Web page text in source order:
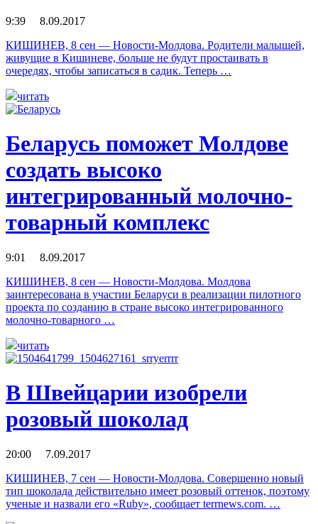
9:39 8.09.2017
КИШИНЕВ, 8 сен — Новости-Молдова. Родители малышей,
живущие в Кишиневе, больше не будут простаивать в
очередях, чтобы записаться в садик. Теперь …
читать
Беларусь поможет Молдове
создать высоко
интегрированный молочно-
товарный комплекс
9:01 8.09.2017
КИШИНЕВ, 8 сен — Новости-Молдова. Молдова
заинтересована в участии Беларуси в реализации пилотного
проекта по созданию в стране высоко интегрированного
молочно-товарного …
читать
В Швейцарии изобрели
розовый шоколад
20:00 7.09.2017
КИШИНЕВ, 7 сен — Новости-Молдова. Совершенно новый
тип шоколада действительно имеет розовый оттенок, поэтому
ученые и назвали его «Ruby», сообщает terrnews.com. …